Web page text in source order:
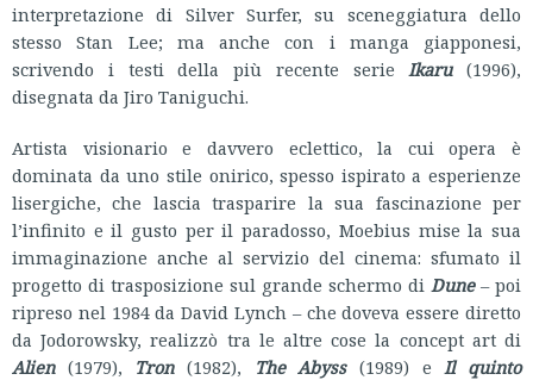
interpretazione di Silver Surfer, su sceneggiatura dello
stesso Stan Lee; ma anche con i manga giapponesi,
scrivendo i testi della più recente serie Ikaru(1996),
disegnata da Jiro Taniguchi.
Artista visionario e davvero eclettico, la cui opera è
dominata da uno stile onirico, spesso ispirato a esperienze
lisergiche, che lascia trasparire la sua fascinazione per
l’infinito e il gusto per il paradosso, Moebius mise la sua
immaginazione anche al servizio del cinema: sfumato il
progetto di trasposizione sul grande schermo di Dune– poi
ripreso nel 1984 da David Lynch – che doveva essere diretto
da Jodorowsky, realizzò tra le altre cose la concept art di
Alien(1979), Tron(1982), The Abyss(1989) e Il quinto